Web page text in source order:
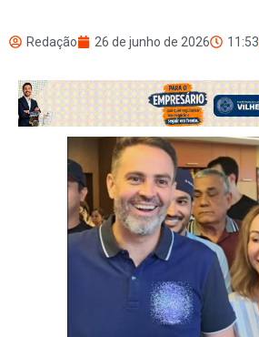
Redação 26 de junho de 2026 11:53